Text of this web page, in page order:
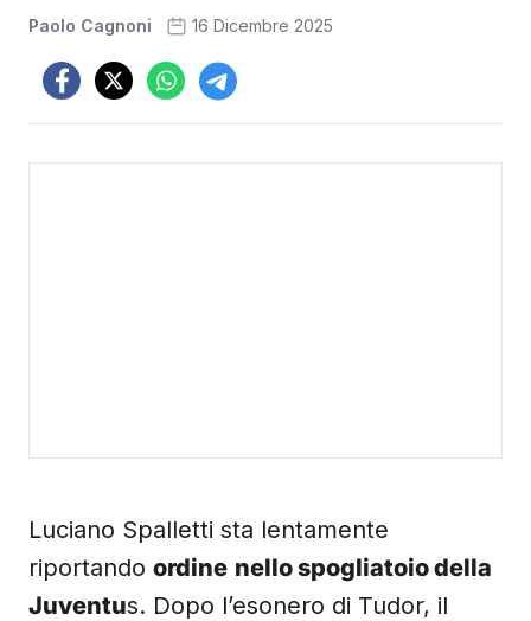
Paolo Cagnoni 16 Dicembre 2025
Luciano Spalletti sta lentamente
riportando ordine nello spogliatoio della
Juventus. Dopo l’esonero di Tudor, il